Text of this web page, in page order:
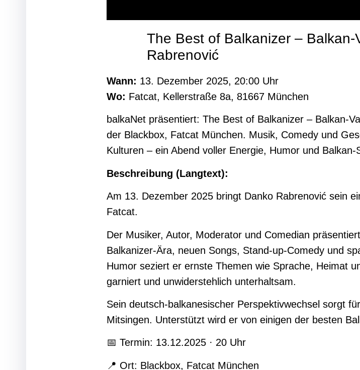
The Best of Balkanizer – Balkan-
Rabrenović
Wann: 13. Dezember 2025, 20:00 Uhr
Wo: Fatcat, Kellerstraße 8a, 81667 München
balkaNet präsentiert: The Best of Balkanizer – Balkan-
der Blackbox, Fatcat München. Musik, Comedy und
Kulturen – ein Abend voller Energie, Humor und Balkan-
Beschreibung (Langtext):
Am 13. Dezember 2025 bringt Danko Rabrenović sein
Fatcat.
Der Musiker, Autor, Moderator und Comedian
Balkanizer-Ära, neuen Songs, Stand-up-Comedy und
Humor seziert er ernste Themen wie Sprache, Heimat
garniert und unwiderstehlich unterhaltsam.
Sein deutsch-balkanesischer Perspektivwechsel sorgt
Mitsingen. Unterstützt wird er von einigen der besten
📅 Termin: 13.12.2025 · 20 Uhr
📍 Ort: Blackbox, Fatcat München